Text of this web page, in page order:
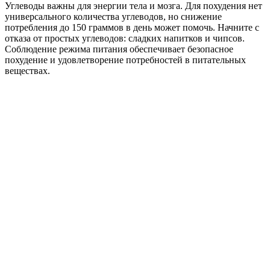
Углеводы важны для энергии тела и мозга. Для похудения нет
универсального количества углеводов, но снижение
потребления до 150 граммов в день может помочь. Начните с
отказа от простых углеводов: сладких напитков и чипсов.
Соблюдение режима питания обеспечивает безопасное
похудение и удовлетворение потребностей в питательных
веществах.